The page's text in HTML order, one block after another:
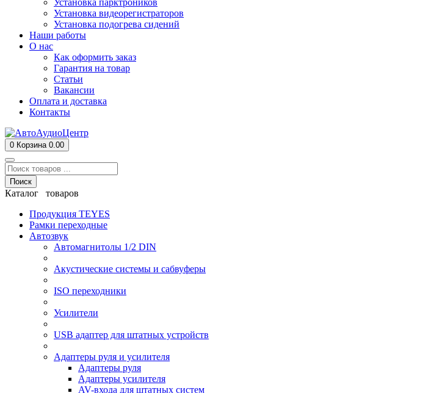
Установка видеорегистраторов
Установка подогрева сидений
Наши работы
О нас
Как оформить заказ
Гарантия на товар
Статьи
Вакансии
Оплата и доставка
Контакты
0 Корзина 0.00
Поиск
Каталог товаров
Продукция TEYES
Рамки переходные
Автозвук
Автомагнитолы 1/2 DIN
Акустические системы и сабвуферы
ISO переходники
Усилители
USB адаптер для штатных устройств
Адаптеры руля и усилителя
Адаптеры руля
Адаптеры усилителя
AV-входа для штатных систем